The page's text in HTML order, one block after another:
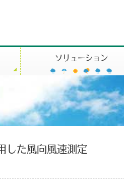
ソリューション
した風向風速測定